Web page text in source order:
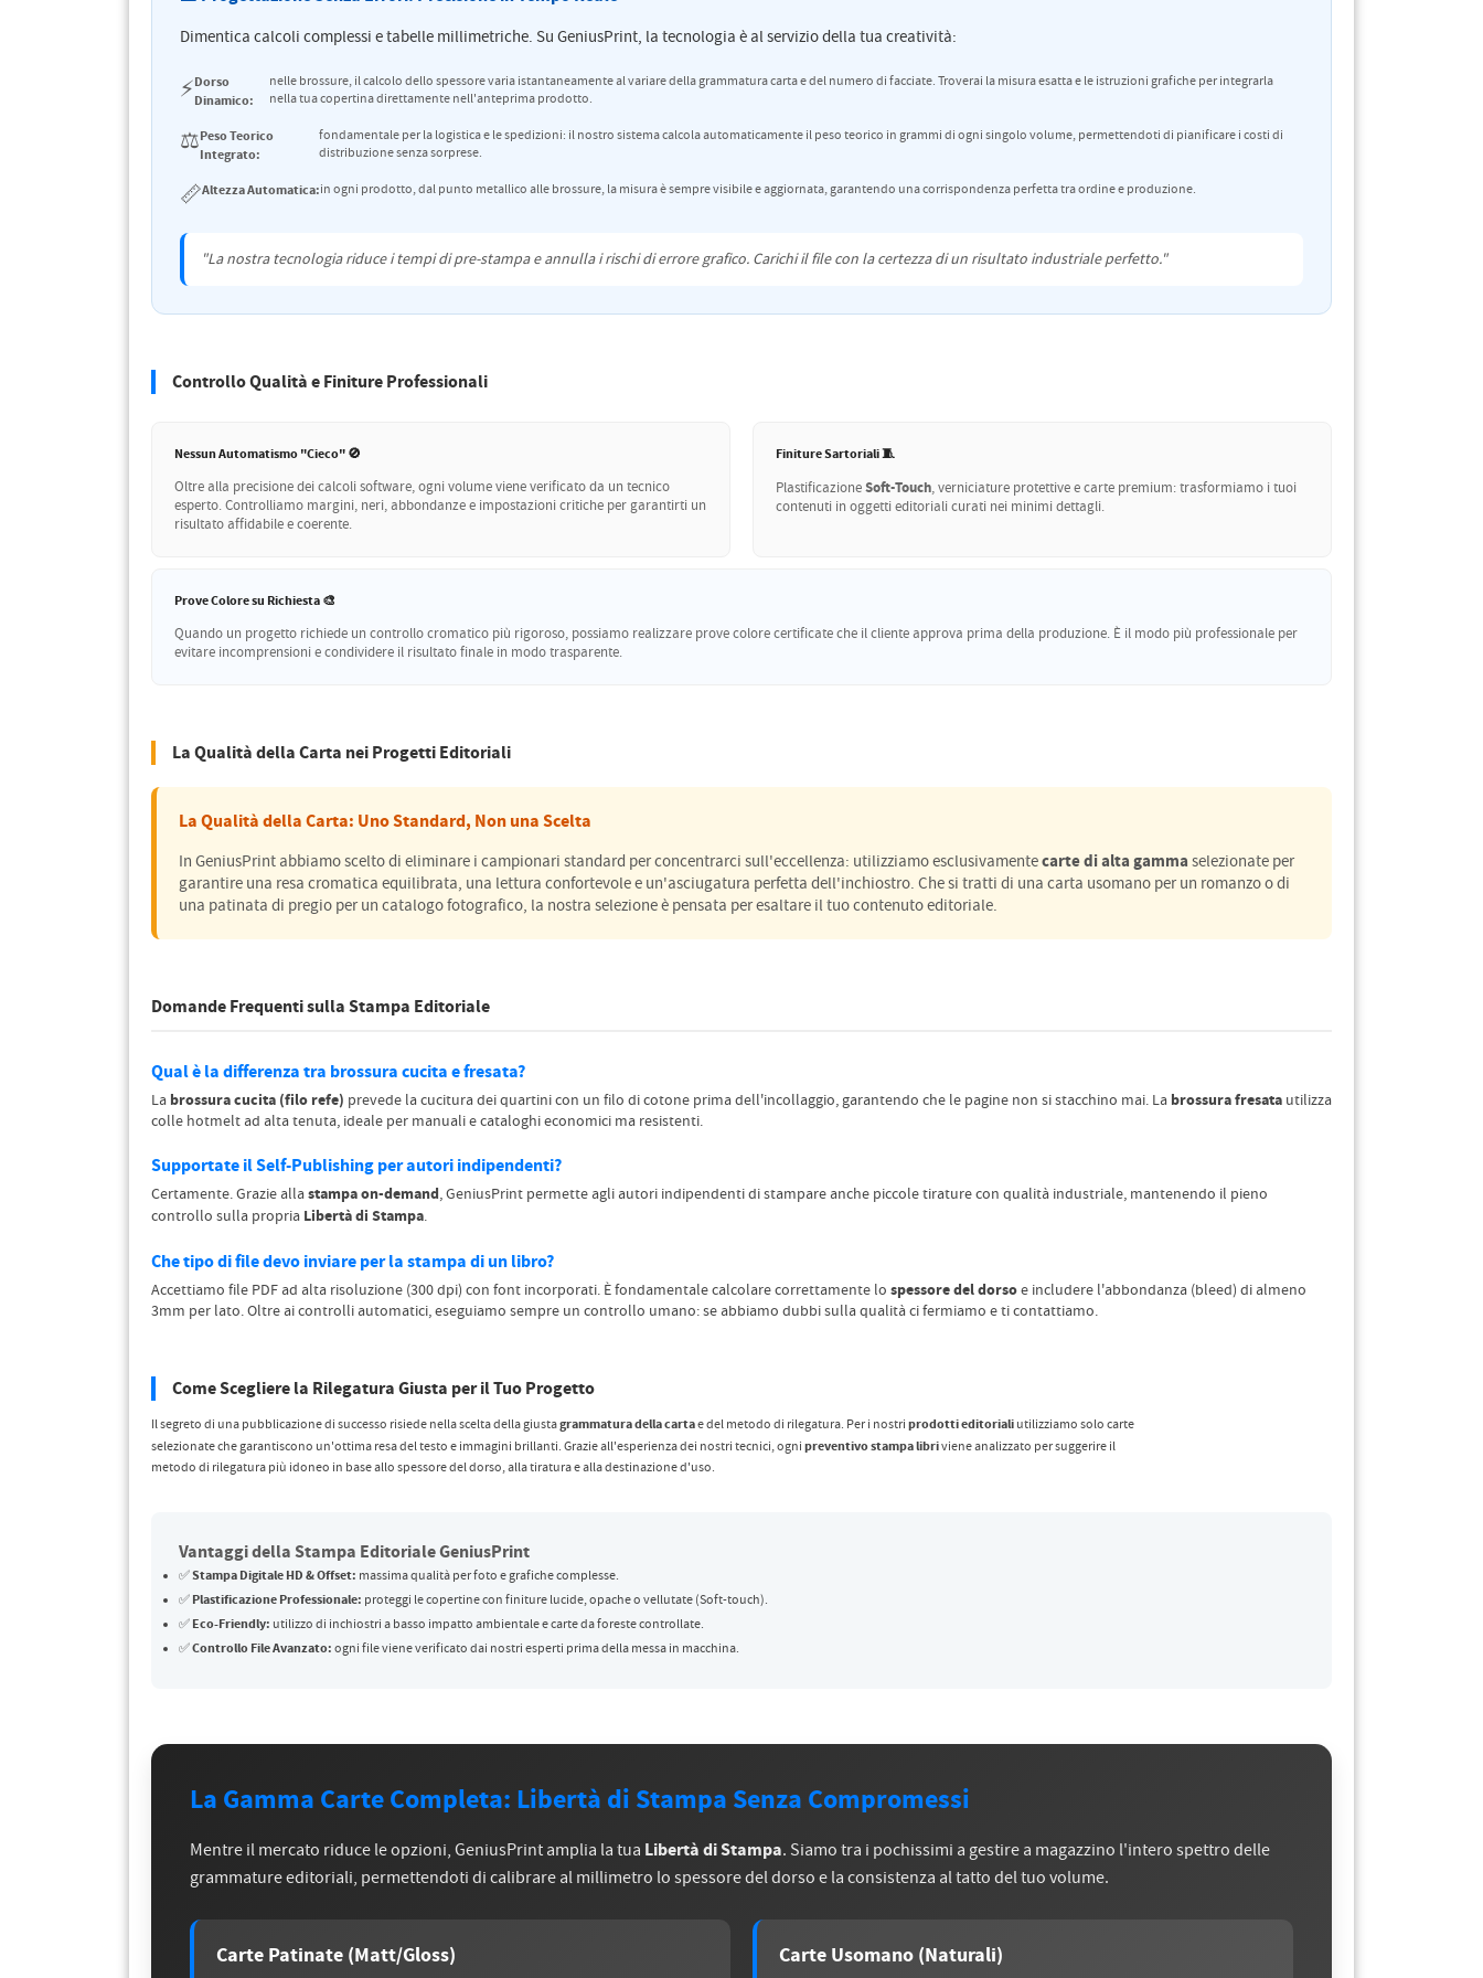
Dimentica calcoli complessi e tabelle millimetriche. Su GeniusPrint, la tecnologia è al servizio della tua creatività:
⚡Dorso
Dinamico:
nelle brossure, il calcolo dello spessore varia istantaneamente al variare della grammatura carta e del numero di facciate. Troverai la misura esatta e le istruzioni grafiche per integrarla
nella tua copertina direttamente nell'anteprima prodotto.
⚖️Peso Teorico
Integrato:
fondamentale per la logistica e le spedizioni: il nostro sistema calcola automaticamente il peso teorico in grammi di ogni singolo volume, permettendoti di pianificare i costi di
distribuzione senza sorprese.
📏Altezza Automatica:in ogni prodotto, dal punto metallico alle brossure, la misura è sempre visibile e aggiornata, garantendo una corrispondenza perfetta tra ordine e produzione.
"La nostra tecnologia riduce i tempi di pre-stampa e annulla i rischi di errore grafico. Carichi il file con la certezza di un risultato industriale perfetto."
Controllo Qualità e Finiture Professionali
Nessun Automatismo "Cieco" 🚫
Oltre alla precisione dei calcoli software, ogni volume viene verificato da un tecnico
esperto. Controlliamo margini, neri, abbondanze e impostazioni critiche per garantirti un
risultato affidabile e coerente.
Finiture Sartoriali 🧵
PlastificazioneSoft-Touch, verniciature protettive e carte premium: trasformiamo i tuoi
contenuti in oggetti editoriali curati nei minimi dettagli.
Prove Colore su Richiesta 🎨
Quando un progetto richiede un controllo cromatico più rigoroso, possiamo realizzare prove colore certificate che il cliente approva prima della produzione. È il modo più professionale per
evitare incomprensioni e condividere il risultato finale in modo trasparente.
La Qualità della Carta nei Progetti Editoriali
La Qualità della Carta: Uno Standard, Non una Scelta
In GeniusPrint abbiamo scelto di eliminare i campionari standard per concentrarci sull'eccellenza: utilizziamo esclusivamentecarte di alta gamma selezionate per
garantire una resa cromatica equilibrata, una lettura confortevole e un'asciugatura perfetta dell'inchiostro. Che si tratti di una carta usomano per un romanzo o di
una patinata di pregio per un catalogo fotografico, la nostra selezione è pensata per esaltare il tuo contenuto editoriale.
Domande Frequenti sulla Stampa Editoriale
Qual è la differenza tra brossura cucita e fresata?
La brossura cucita (filo refe) prevede la cucitura dei quartini con un filo di cotone prima dell'incollaggio, garantendo che le pagine non si stacchino mai. La brossura fresata utilizza
colle hotmelt ad alta tenuta, ideale per manuali e cataloghi economici ma resistenti.
Supportate il Self-Publishing per autori indipendenti?
Certamente. Grazie allastampa on-demand, GeniusPrint permette agli autori indipendenti di stampare anche piccole tirature con qualità industriale, mantenendo il pieno
controllo sulla propria Libertà di Stampa.
Che tipo di file devo inviare per la stampa di un libro?
Accettiamo file PDF ad alta risoluzione (300 dpi) con font incorporati. È fondamentale calcolare correttamente lo spessore del dorsoe includere l'abbondanza (bleed) di almeno
3mm per lato. Oltre ai controlli automatici, eseguiamo sempre un controllo umano: se abbiamo dubbi sulla qualità ci fermiamo e ti contattiamo.
Come Scegliere la Rilegatura Giusta per il Tuo Progetto
Il segreto di una pubblicazione di successo risiede nella scelta della giustagrammatura della cartae del metodo di rilegatura. Per i nostriprodotti editorialiutilizziamo solo carte
selezionate che garantiscono un'ottima resa del testo e immagini brillanti. Grazie all'esperienza dei nostri tecnici, ognipreventivo stampa libriviene analizzato per suggerire il
metodo di rilegatura più idoneo in base allo spessore del dorso, alla tiratura e alla destinazione d'uso.
Vantaggi della Stampa Editoriale GeniusPrint
✅Stampa Digitale HD & Offset: massima qualità per foto e grafiche complesse.
✅Plastificazione Professionale: proteggi le copertine con finiture lucide, opache o vellutate (Soft-touch).
✅Eco-Friendly: utilizzo di inchiostri a basso impatto ambientale e carte da foreste controllate.
✅Controllo File Avanzato:ogni file viene verificato dai nostri esperti prima della messa in macchina.
La Gamma Carte Completa: Libertà di Stampa Senza Compromessi
Mentre il mercato riduce le opzioni, GeniusPrint amplia la tua Libertà di Stampa. Siamo tra i pochissimi a gestire a magazzino l'intero spettro delle
grammature editoriali, permettendoti di calibrare al millimetro lo spessore del dorso e la consistenza al tatto del tuo volume.
Carte Patinate (Matt/Gloss) Carte Usomano (Naturali)